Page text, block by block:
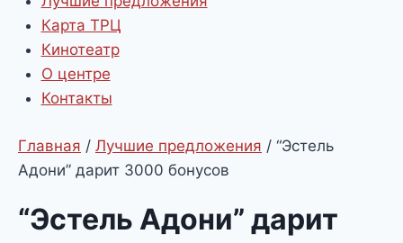
Карта ТРЦ
Кинотеатр
О центре
Контакты
Главная / Лучшие предложения / “Эстель
Адони” дарит 3000 бонусов
“Эстель Адони” дарит